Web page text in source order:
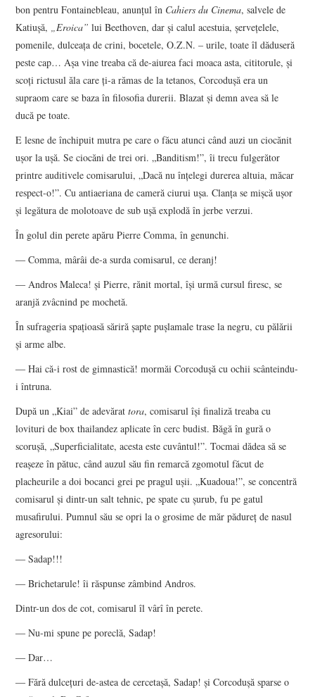
bon pentru Fontainebleau, anunţul în Cahiers du Cinema, salvele de
Katiuşă, „Eroica” lui Beethoven, dar şi calul acestuia, şerveţelele,
pomenile, dulceaţa de crini, bocetele, O.Z.N. – urile, toate îl dăduseră
peste cap… Aşa vine treaba că de-aiurea faci moaca asta, cititorule, şi
scoţi rictusul ăla care ţi-a rămas de la tetanos, Corcoduşă era un
supraom care se baza în filosofia durerii. Blazat şi demn avea să le
ducă pe toate.
E lesne de închipuit mutra pe care o făcu atunci când auzi un ciocănit
uşor la uşă. Se ciocăni de trei ori. „Banditism!”, îi trecu fulgerător
printre auditivele comisarului, „Dacă nu înţelegi durerea altuia, măcar
respect-o!”. Cu antiaeriana de cameră ciurui uşa. Clanţa se mişcă uşor
şi legătura de molotoave de sub uşă explodă în jerbe verzui.
În golul din perete apăru Pierre Comma, în genunchi.
― Comma, mârâi de-a surda comisarul, ce deranj!
― Andros Maleca! şi Pierre, rănit mortal, îşi urmă cursul firesc, se
aranjă zvâcnind pe mochetă.
În sufrageria spaţioasă săriră şapte puşlamale trase la negru, cu pălării
şi arme albe.
― Hai că-i rost de gimnastică! mormăi Corcoduşă cu ochii scânteindu-
i întruna.
După un „Kiai” de adevărattora, comisarul îşi finaliză treaba cu
lovituri de box thailandez aplicate în cerc budist. Băgă în gură o
scoruşă, „Superficialitate, acesta este cuvântul!”. Tocmai dădea să se
reaşeze în pătuc, când auzul său fin remarcă zgomotul făcut de
placheurile a doi bocanci grei pe pragul uşii. „Kuadoua!”, se concentră
comisarul şi dintr-un salt tehnic, pe spate cu şurub, fu pe gatul
musafirului. Pumnul său se opri la o grosime de măr pădureţ de nasul
agresorului:
― Sadap!!!
― Brichetarule! îi răspunse zâmbind Andros.
Dintr-un dos de cot, comisarul îl vârî în perete.
― Nu-mi spune pe poreclă, Sadap!
― Dar…
― Fără dulceţuri de-astea de cercetaşă, Sadap! şi Corcoduşă sparse o